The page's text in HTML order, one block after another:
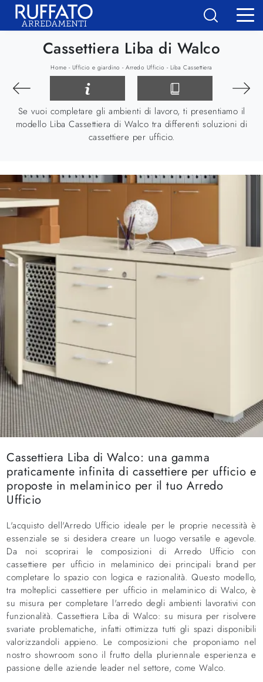
Cassettiera Liba di Walco
Home - Ufficio e giardino -Arredo Ufficio - Liba Cassettiera
Se vuoi completare gli ambienti di lavoro, ti presentiamo il
modello Liba Cassettiera di Walco tra differenti soluzioni di
cassettiere per ufficio.
Cassettiera Liba di Walco: una gamma
praticamente infinita di cassettiere per ufficio e
proposte in melaminico per il tuo Arredo
Ufficio
L'acquisto dell'Arredo Ufficio ideale per le proprie necessità è
essenziale se si desidera creare un luogo versatile e agevole.
Da noi scoprirai le composizioni di Arredo Ufficio con
cassettiere per ufficio in melaminico dei principali brand per
completare lo spazio con logica e razionalità. Questo modello,
tra molteplici cassettiere per ufficio in melaminico di Walco, è
su misura per completare l'arredo degli ambienti lavorativi con
funzionalità. Cassettiera Liba di Walco: su misura per risolvere
svariate problematiche, infatti ottimizza tutti gli spazi disponibili
valorizzandoli appieno. Le composizioni che proponiamo nel
nostro showroom sono il frutto della pluriennale esperienza e
passione delle aziende leader nel settore, come Walco.